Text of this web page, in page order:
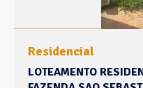
Residencial
LOTEAMENTO